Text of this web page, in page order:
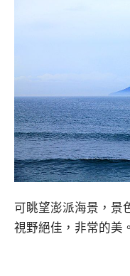
可眺望澎派海景，景
視野絕佳，非常的美。